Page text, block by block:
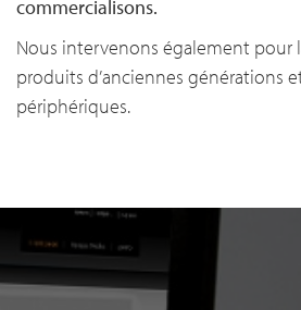
commercialisons.
Nous intervenons également pour
produits d’anciennes générations
périphériques.